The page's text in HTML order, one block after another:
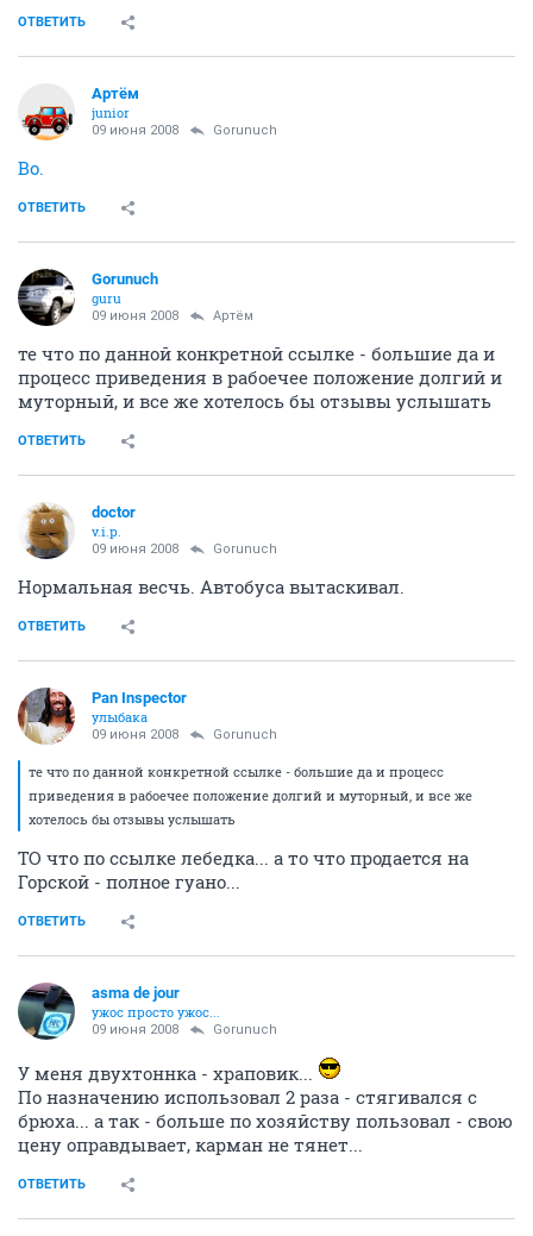
ОТВЕТИТЬ
Артём
juniоr
09 июня 2008 Gorunuch
Во.
ОТВЕТИТЬ
Gorunuch
guru
09 июня 2008 Артём
те что по данной конкретной ссылке - большие да и
процесс приведения в рабоечее положение долгий и
муторный, и все же хотелось бы отзывы услышать
ОТВЕТИТЬ
doctor
v.i.p.
09 июня 2008 Gorunuch
Нормальная весчь. Автобуса вытаскивал.
ОТВЕТИТЬ
Pan Inspector
улыбака
09 июня 2008 Gorunuch
те что по данной конкретной ссылке - большие да и процесс
приведения в рабоечее положение долгий и муторный, и все же
хотелось бы отзывы услышать
ТО что по ссылке лебедка... а то что продается на
Горской - полное гуано...
ОТВЕТИТЬ
asma de jour
ужос просто ужос...
09 июня 2008 Gorunuch
У меня двухтоннка - храповик...
По назначению использовал 2 раза - стягивался с
брюха... а так - больше по хозяйству пользовал - свою
цену оправдывает, карман не тянет...
ОТВЕТИТЬ